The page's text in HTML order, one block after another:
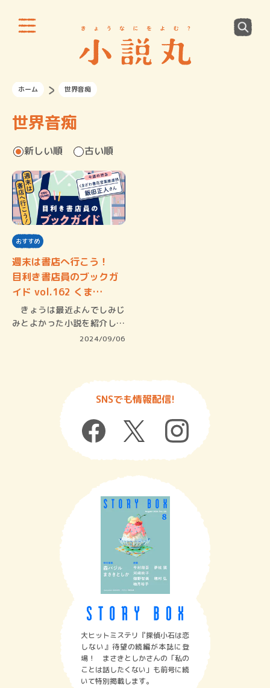
ホーム 世界音痴
世界音痴
新しい順 古い順
おすすめ
週末は書店へ行こう！
目利き書店員のブックガ
イド vol.162 くま…
きょうは最近よんでしみじ
みとよかった小説を紹介しま
2024/09/06
SNSでも情報配信!
大ヒットミステリ『探偵小石は恋
しない』待望の続編が本誌に登
場！ まさきとしかさんの「私の
ことは話したくない」も前号に続
いて特別掲載します。